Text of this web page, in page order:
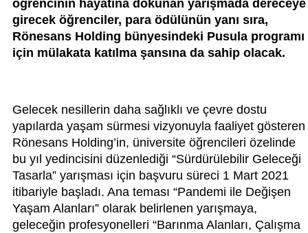
öğrencinin hayatına dokunan yarışmada dereceye
girecek öğrenciler, para ödülünün yanı sıra,
Rönesans Holding bünyesindeki Pusula programı
için mülakata katılma şansına da sahip olacak.
Gelecek nesillerin daha sağlıklı ve çevre dostu
yapılarda yaşam sürmesi vizyonuyla faaliyet gösteren
Rönesans Holding’in, üniversite öğrencileri özelinde
bu yıl yedincisini düzenlediği “Sürdürülebilir Geleceği
Tasarla” yarışması için başvuru süreci 1 Mart 2021
itibariyle başladı. Ana teması “Pandemi ile Değişen
Yaşam Alanları” olarak belirlenen yarışmaya,
geleceğin profesyonelleri “Barınma Alanları, Çalışma